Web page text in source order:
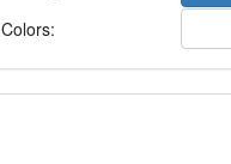
Colors: